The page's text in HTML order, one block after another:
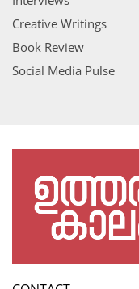
Creative Writings
Book Review
Social Media Pulse